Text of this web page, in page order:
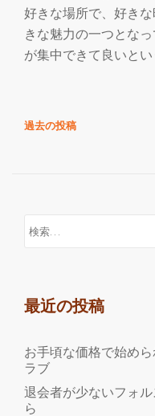
好きな場所で、好き
きな魅力の一つとな
が集中できて良いと
投
ー
シ
過去の投稿
最近の投稿
お手頃な価格で始め
ラブ
退会者が少ないフォ
ら